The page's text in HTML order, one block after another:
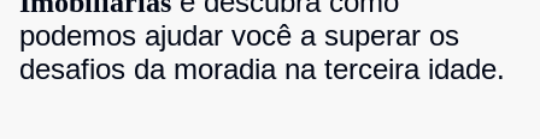
podemos ajudar você a superar os
desafios da moradia na terceira idade.